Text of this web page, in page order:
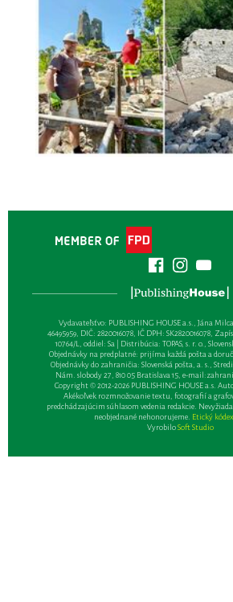
Vydavateľsťvo: PUBLISHING HOUSE a.s., Jána
46495959, DIČ: 2820016078, IČ DPH: SK2820016078,
10764/L, oddiel: Sa | Distribúcia: TOPAS, s. r. o.,
Objednávky na predplatné: prijíma každá pošta a
Objednávky do zahraničia: Slovenská pošta, a. s.,
Nám. slobody 27, 810 05 Bratislava 15, e-mail:
Copyright © 2012-2026 PUBLISHING HOUSE a.s.
Akékoľvek rozmnožovanie textu, fotografií a
predchádzajúcim súhlasom vedenia redakcie.
neobjednané nehonorujeme. Etický
VyrobiloSoft Studio